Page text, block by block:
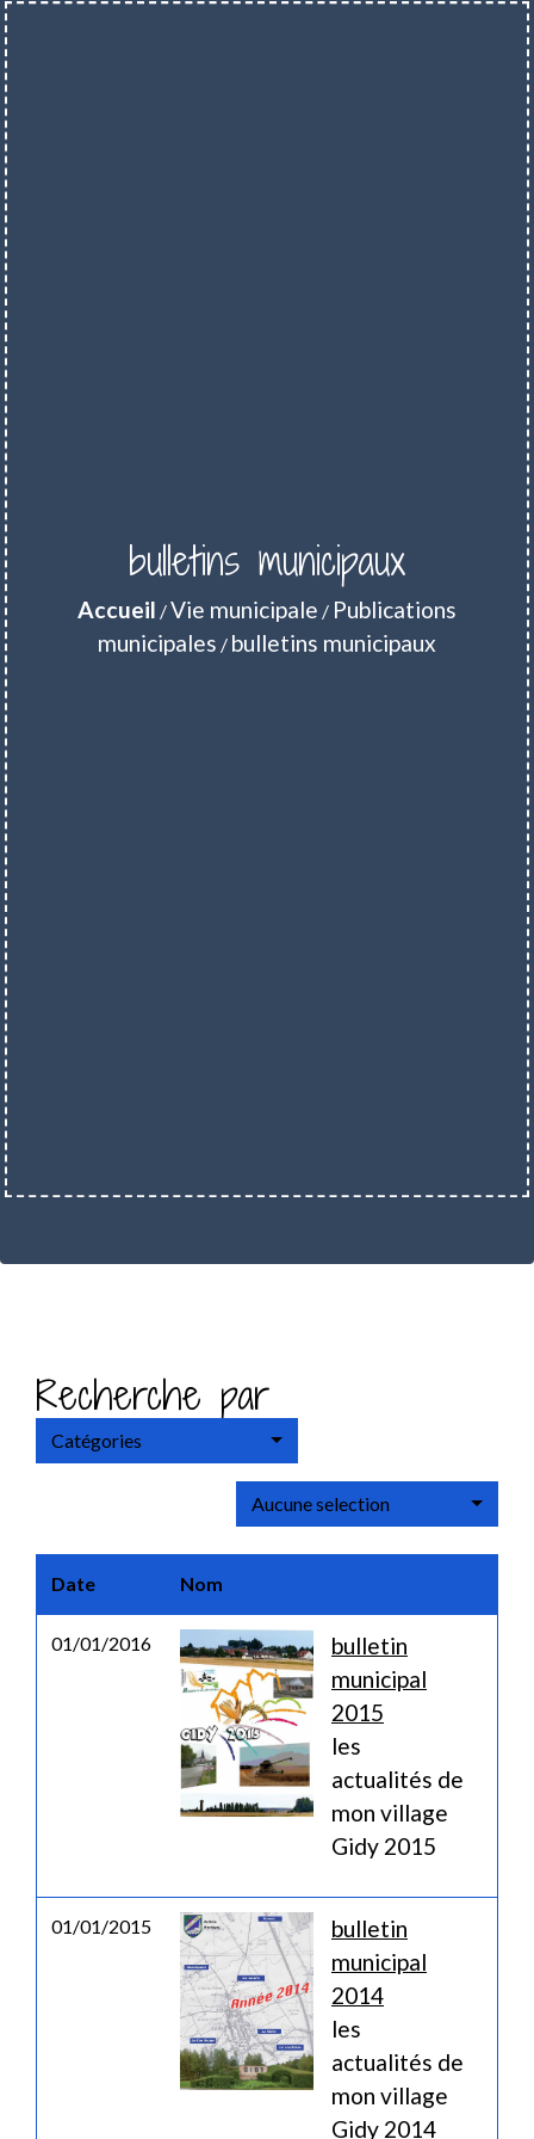
bulletins municipaux
Accueil /Vie municipale / Publications
municipales / bulletins municipaux
Recherche par
Catégories
Aucune selection
Date Nom
01/01/2016
bulletin
municipal
2015
les
actualités de
mon village
Gidy 2015
01/01/2015
bulletin
municipal
2014
les
actualités de
mon village
Gidy 2014